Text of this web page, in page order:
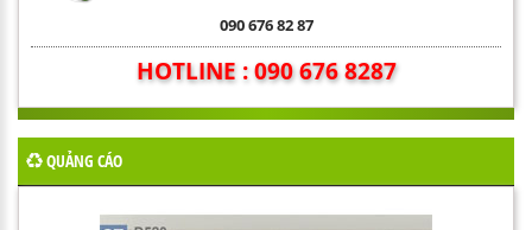
090 676 82 87
HOTLINE : 090 676 8287
QUẢNG CÁO